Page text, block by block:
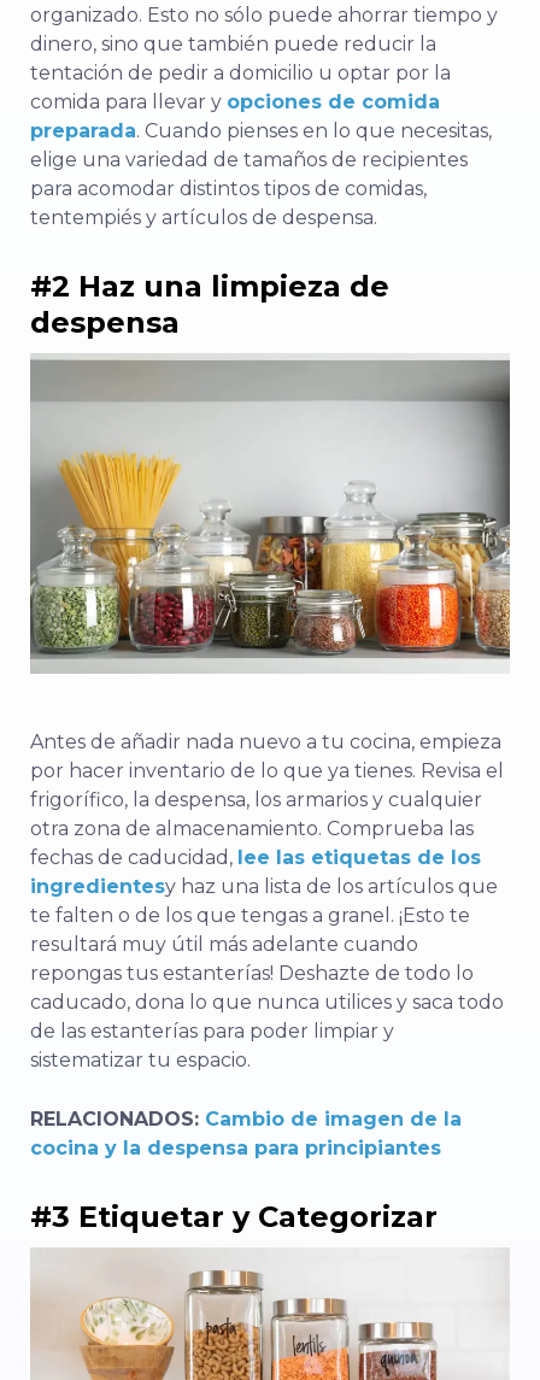
organizado. Esto no sólo puede ahorrar tiempo y
dinero, sino que también puede reducir la
tentación de pedir a domicilio u optar por la
comida para llevar y opciones de comida
preparada. Cuando pienses en lo que necesitas,
elige una variedad de tamaños de recipientes
para acomodar distintos tipos de comidas,
tentempiés y artículos de despensa.
#2 Haz una limpieza de
despensa
Antes de añadir nada nuevo a tu cocina, empieza
por hacer inventario de lo que ya tienes. Revisa el
frigorífico, la despensa, los armarios y cualquier
otra zona de almacenamiento. Comprueba las
fechas de caducidad, lee las etiquetas de los
ingredientesy haz una lista de los artículos que
te falten o de los que tengas a granel. ¡Esto te
resultará muy útil más adelante cuando
repongas tus estanterías! Deshazte de todo lo
caducado, dona lo que nunca utilices y saca todo
de las estanterías para poder limpiar y
sistematizar tu espacio.
RELACIONADOS: Cambio de imagen de la
cocina y la despensa para principiantes
#3 Etiquetar y Categorizar